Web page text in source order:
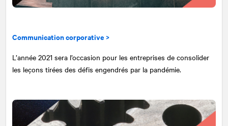
Communication corporative >
L’année 2021 sera l’occasion pour les entreprises de consolider
les leçons tirées des défis engendrés par la pandémie.